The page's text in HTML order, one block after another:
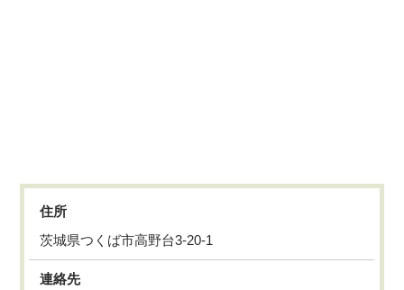
住所
茨城県つくば市高野台3-20-1
連絡先